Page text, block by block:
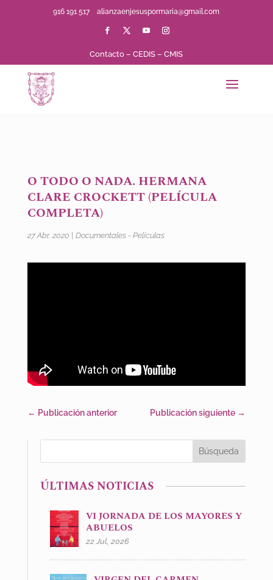
916 191 517alianzaenjesuspormaria@gmail.com
Contacto –CEDIS –CMIS
O TODO O NADA. HERMANA
CLARE CROCKETT (PELÍCULA
COMPLETA)
27 Abr, 2020 Documentales - Películas
← Publicación anterior Publicación siguiente →
ÚLTIMAS NOTICIAS
VI JORNADA DE LOS MAYORES Y
ABUELOS
22 Jul, 2026